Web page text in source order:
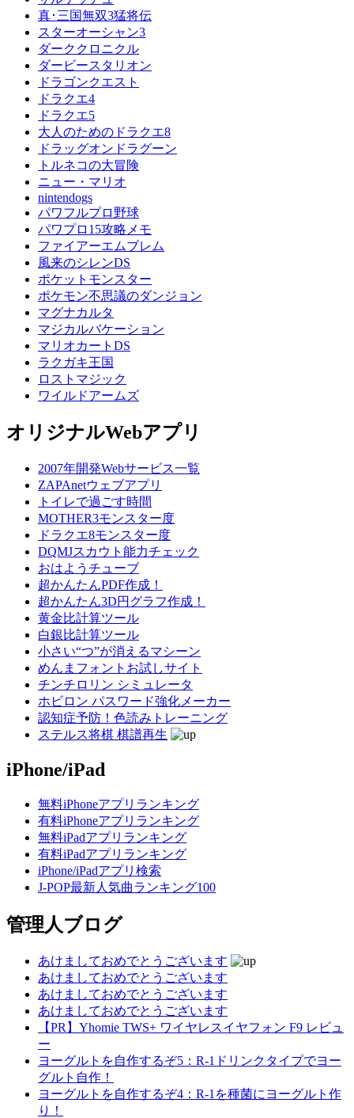
真･三国無双3猛将伝
スターオーシャン3
ダーククロニクル
ダービースタリオン
ドラゴンクエスト
ドラクエ4
ドラクエ5
大人のためのドラクエ8
ドラッグオンドラグーン
トルネコの大冒険
ニュー・マリオ
nintendogs
パワフルプロ野球
パワプロ15攻略メモ
ファイアーエムブレム
風来のシレンDS
ポケットモンスター
ポケモン不思議のダンジョン
マグナカルタ
マジカルバケーション
マリオカートDS
ラクガキ王国
ロストマジック
ワイルドアームズ
オリジナルWebアプリ
2007年開発Webサービス一覧
ZAPAnetウェブアプリ
トイレで過ごす時間
MOTHER3モンスター度
ドラクエ8モンスター度
DQMJスカウト能力チェック
おはようチューブ
超かんたんPDF作成！
超かんたん3D円グラフ作成！
黄金比計算ツール
白銀比計算ツール
小さい“つ”が消えるマシーン
めんまフォントお試しサイト
チンチロリン シミュレータ
ホビロン パスワード強化メーカー
認知症予防！色読みトレーニング
ステルス将棋 棋譜再生
iPhone/iPad
無料iPhoneアプリランキング
有料iPhoneアプリランキング
無料iPadアプリランキング
有料iPadアプリランキング
iPhone/iPadアプリ検索
J-POP最新人気曲ランキング100
管理人ブログ
あけましておめでとうございます
あけましておめでとうございます
あけましておめでとうございます
あけましておめでとうございます
【PR】Yhomie TWS+ ワイヤレスイヤフォン F9 レビュ
ー
ヨーグルトを自作するぞ5：R-1ドリンクタイプでヨー
グルト自作！
ヨーグルトを自作するぞ4：R-1を種菌にヨーグルト作
り！